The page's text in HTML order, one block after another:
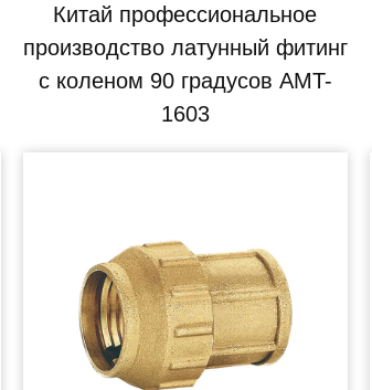
Китай профессиональное
производство латунный фитинг
с коленом 90 градусов AMT-
1603